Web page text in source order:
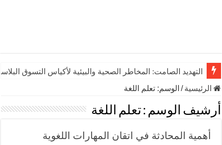
التهديد الصامت: المخاطر الصحية والبيئية لأكياس التسوق
الرئيسية/ الوسم: تعلم اللغة
أرشيف الوسم :تعلم اللغة
أهمية المحادثة في اتقان المهارات اللغوية